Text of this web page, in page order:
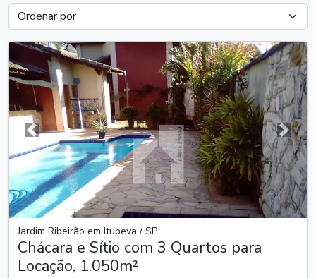
Anterior
Jardim Ribeirão em Itupeva / SP
Chácara e Sítio com 3 Quartos para
Locação, 1.050m²